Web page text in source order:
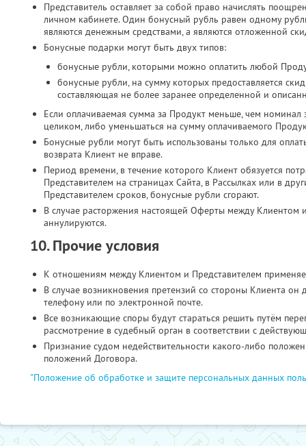
Представитель оставляет за собой право начислять
личном кабинете. Один бонусный рубль равен одному
являются денежным средствами, а являются отложенной
Бонусные подарки могут быть двух типов:
бонусные рубли, которыми можно оплатить любой
бонусные рубли, на сумму которых предоставляется
составляющая не более заранее определенной и
Если оплачиваемая сумма за Продукт меньше, чем
целиком, либо уменьшаться на сумму оплачиваемого
Бонусные рубли могут быть использованы только для
возврата Клиент не вправе.
Период времени, в течение которого Клиент обязуется
Представителем на страницах Сайта, в Рассылках или в
Представителем сроков, бонусные рубли сгорают.
В случае расторжения настоящей Оферты между Клиентом
аннулируются.
10. Прочие условия
К отношениям между Клиентом и Представителем
В случае возникновения претензий со стороны Клиента
телефону или по электронной почте.
Все возникающие споры будут стараться решить путём
рассмотрение в судебный орган в соответствии с
Признание судом недействительности какого-либо
положений Договора.
"Положение об обработке и защите персональных данных